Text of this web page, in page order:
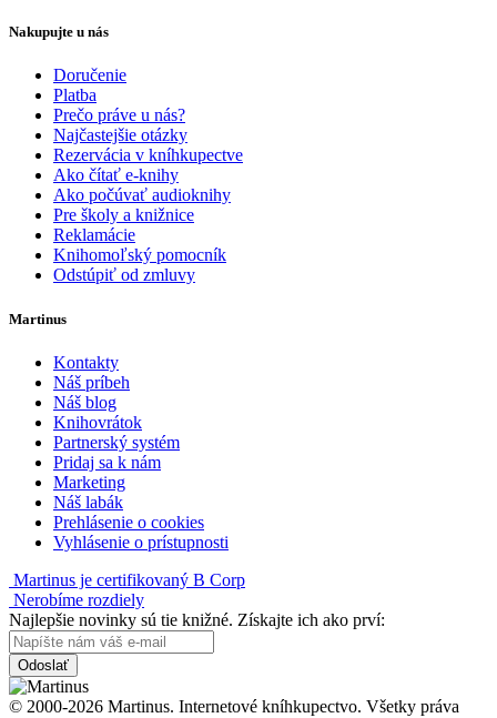
Nakupujte u nás
Doručenie
Platba
Prečo práve u nás?
Najčastejšie otázky
Rezervácia v kníhkupectve
Ako čítať e-knihy
Ako počúvať audioknihy
Pre školy a knižnice
Reklamácie
Knihomoľský pomocník
Odstúpiť od zmluvy
Martinus
Kontakty
Náš príbeh
Náš blog
Knihovrátok
Partnerský systém
Pridaj sa k nám
Marketing
Náš labák
Prehlásenie o cookies
Vyhlásenie o prístupnosti
Martinus je certifikovaný B Corp
Nerobíme rozdiely
Najlepšie novinky sú tie knižné. Získajte ich ako prví:
Odoslať
© 2000-2026 Martinus. Internetové kníhkupectvo. Všetky práva